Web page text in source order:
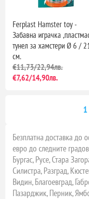
Ferplast Hamster toy -
Забавна играчка
тунел за хамстери Ø 6 /
см.
€11,73/22,94лв.
€7,62/14,90лв.
1
Безплатна доставка до
евро до следните
Бургас, Русе, Стара
Силистра, Разград,
Видин, Благоевград,
Пазарджик, Перник,